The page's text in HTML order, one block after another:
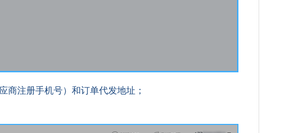
商注册手机号）和订单代发地址；